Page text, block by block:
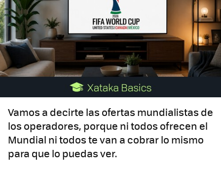
Vamos a decirte las ofertas mundialistas de
los operadores, porque ni todos ofrecen el
Mundial ni todos te van a cobrar lo mismo
para que lo puedas ver.